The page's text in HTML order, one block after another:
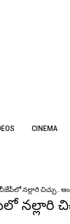
CINEMA
న‌ల్లారి చిచ్చు..
న‌ల్లారి